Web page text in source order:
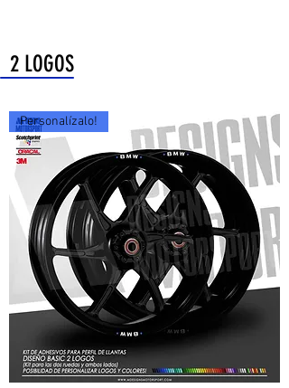
2 LOGOS
Personalízalo!